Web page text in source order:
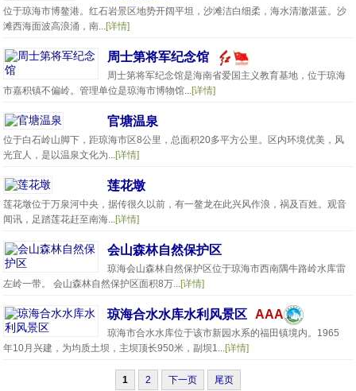
位于琼海市博鳌港。红石岩景区地势开阔平坦，沙滩洁白细柔，海水清澈湛蓝。沙
滩西海面波高浪涌，南...[详情]
周士第将军纪念馆
周士第将军纪念馆是海南省爱国主义教育基地，位于琼海
市嘉积镇不偏岭。管理单位是琼海市博物馆...[详情]
官塘温泉
位于白石岭山脚下，距琼海市区8公里，总面积20多平方公里。区内环境优美，风
光宜人，是以温泉文化为...[详情]
莲花墩
莲花墩位于万泉河中央，据传很久以前，有一鳌龙在此兴风作浪，祸及百姓。观音
闻讯，足踏莲花赶至南海...[详情]
会山森林自然保护区
琼海会山森林自然保护区位于琼海市西南隅牛路岭水库雷
左岭一带。 会山森林自然保护区面积8万...[详情]
琼海合水水库水利风景区 AAA
琼海市合水水库位于该市新园水系的福田镇境内。1965
年10月兴建，为均质土坝，主坝顶长950米，副坝1...[详情]
1 2 下一页 尾页